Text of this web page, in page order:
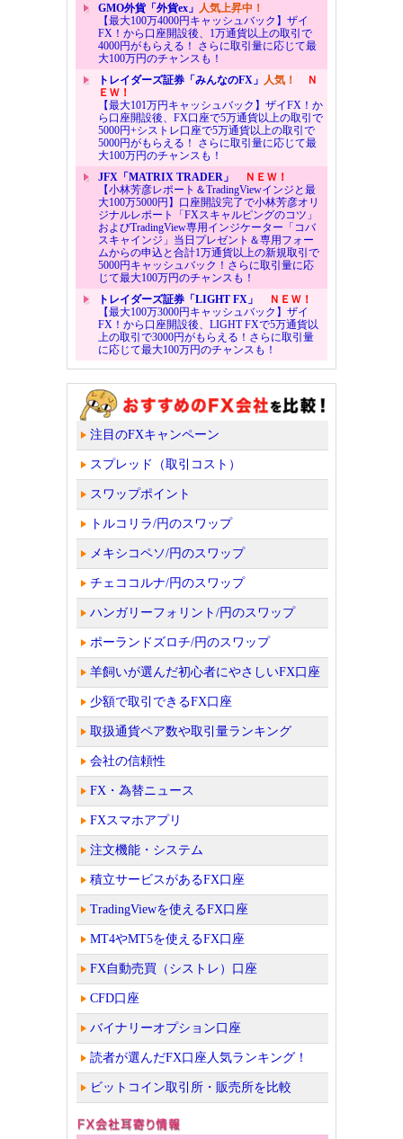
GMO外貨「外貨ex」 人気上昇中！
【最大100万4000円キャッシュバック】ザイ
FX！から口座開設後、1万通貨以上の取引で
4000円がもらえる！ さらに取引量に応じて最
大100万円のチャンスも！
トレイダーズ証券「みんなのFX」 人気！
Ｎ
ＥＷ！
【最大101万円キャッシュバック】ザイFX！か
ら口座開設後、FX口座で5万通貨以上の取引で
5000円+シストレ口座で5万通貨以上の取引で
5000円がもらえる！ さらに取引量に応じて最
大100万円のチャンスも！
JFX「MATRIX TRADER」
ＮＥＷ！
【小林芳彦レポート＆TradingViewインジと最
大100万5000円】口座開設完了で小林芳彦オリ
ジナルレポート「FXスキャルピングのコツ」
およびTradingView専用インジケーター「コバ
スキャインジ」当日プレゼント＆専用フォー
ムからの申込と合計1万通貨以上の新規取引で
5000円キャッシュバック！さらに取引量に応
じて最大100万円のチャンスも！
トレイダーズ証券「LIGHT FX」
ＮＥＷ！
【最大100万3000円キャッシュバック】ザイ
FX！から口座開設後、LIGHT FXで5万通貨以
上の取引で3000円がもらえる！さらに取引量
に応じて最大100万円のチャンスも！
注目のFXキャンペーン
スプレッド（取引コスト）
スワップポイント
トルコリラ/円のスワップ
メキシコペソ/円のスワップ
チェココルナ/円のスワップ
ハンガリーフォリント/円のスワップ
ポーランドズロチ/円のスワップ
羊飼いが選んだ初心者にやさしいFX口座
少額で取引できるFX口座
取扱通貨ペア数や取引量ランキング
会社の信頼性
FX・為替ニュース
FXスマホアプリ
注文機能・システム
積立サービスがあるFX口座
TradingViewを使えるFX口座
MT4やMT5を使えるFX口座
FX自動売買（シストレ）口座
CFD口座
バイナリーオプション口座
読者が選んだFX口座人気ランキング！
ビットコイン取引所・販売所を比較